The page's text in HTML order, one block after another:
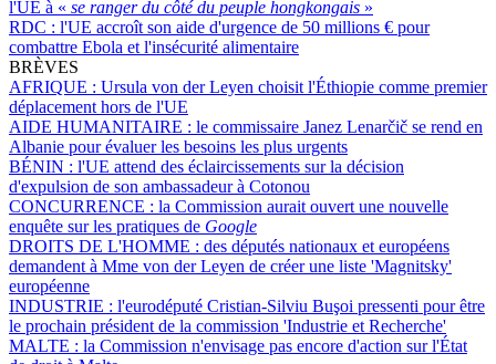
l'UE à « se ranger du côté du peuple hongkongais »
RDC : l'UE accroît son aide d'urgence de 50 millions € pour
combattre Ebola et l'insécurité alimentaire
BRÈVES
AFRIQUE : Ursula von der Leyen choisit l'Éthiopie comme premier
déplacement hors de l'UE
AIDE HUMANITAIRE : le commissaire Janez Lenarčič se rend en
Albanie pour évaluer les besoins les plus urgents
BÉNIN : l'UE attend des éclaircissements sur la décision
d'expulsion de son ambassadeur à Cotonou
CONCURRENCE : la Commission aurait ouvert une nouvelle
enquête sur les pratiques de Google
DROITS DE L'HOMME : des députés nationaux et européens
demandent à Mme von der Leyen de créer une liste 'Magnitsky'
européenne
INDUSTRIE : l'eurodéputé Cristian-Silviu Buşoi pressenti pour être
le prochain président de la commission 'Industrie et Recherche'
MALTE : la Commission n'envisage pas encore d'action sur l'État